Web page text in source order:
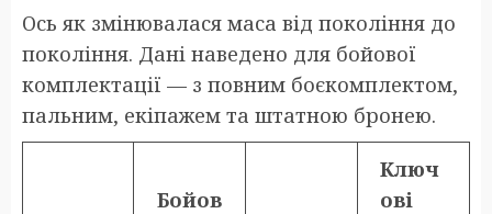
Ось як змінювалася маса від покоління до
покоління. Дані наведено для бойової
комплектації — з повним боєкомплектом,
пальним, екіпажем та штатною бронею.
Бойов
Ключ
ові